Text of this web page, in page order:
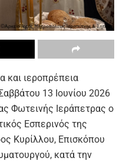
και ιεροπρέπεια
13 Ιουνίου 2026
Φωτεινής Ιεράπετρας ο
Εσπερινός της
Κυρίλλου, Επισκόπου
κατά την